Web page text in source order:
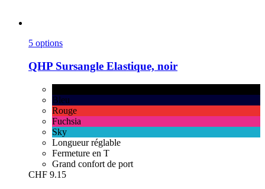
5 options
QHP Sursangle Elastique, noir
Bleu
Rouge
Fuchsia
Sky
Longueur réglable
Fermeture en T
Grand confort de port
CHF 9.15